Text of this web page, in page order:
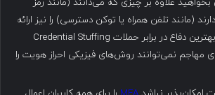
بخواهید علاوه بر چیزی که می‌دانند (مانند رمز
(مانند تلفن همراه یا توکن دسترسی) را نیز ارائه
دهند. این روش بهترین دفاع در برابر حملات Credential Stuffing
مهاجم نمی‌توانند روش‌های فیزیکی احراز هویت را